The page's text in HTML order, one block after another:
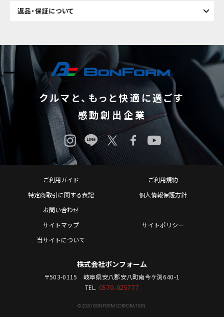
返品・保証について
クルマと、もっと快適に過ごす
感動創出企業
ご利用ガイド
ご利用規約
特定商取引に関する表記
個人情報保護方針
お問い合わせ
サイトマップ
サイトポリシー
当サイトについて
株式会社ボンフォーム
〒503-0115 岐阜県安八郡安八町南今ケ渕640-1
TEL. 0570-025777
© 2020 BONFORM CORPORATION.